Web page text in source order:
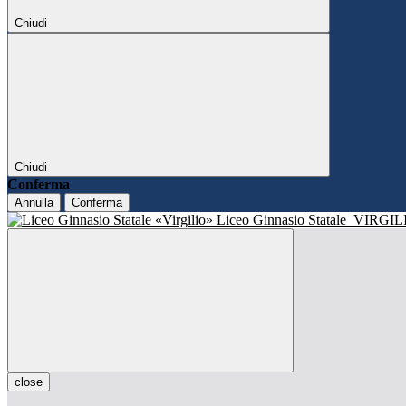
Chiudi
Chiudi
Conferma
Annulla Conferma
Liceo Ginnasio Statale
close